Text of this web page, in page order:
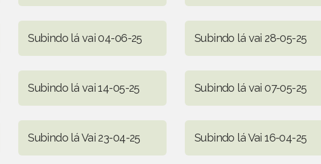
Subindo lá vai 04-06-25 Subindo lá vai 28-05-25
Subindo lá vai 14-05-25 Subindo lá vai 07-05-25
Subindo lá Vai 23-04-25 Subindo lá Vai 16-04-25